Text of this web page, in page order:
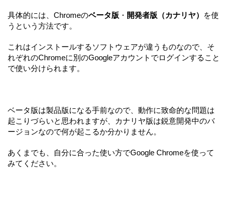
具体的には、Chromeのベータ版 ・ 開発者版（カナリヤ）
を使
うという方法です。
これはインストールするソフトウェアが違うものなので、そ
れぞれのChromeに別のGoogleアカウントでログインすること
で使い分けられます。
ベータ版は製品版になる手前なので、動作に致命的な問題は
起こりづらいと思われますが、カナリヤ版は鋭意開発中のバ
ージョンなので何が起こるか分かりません。
あくまでも、自分に合った使い方でGoogle Chromeを使って
みてください。